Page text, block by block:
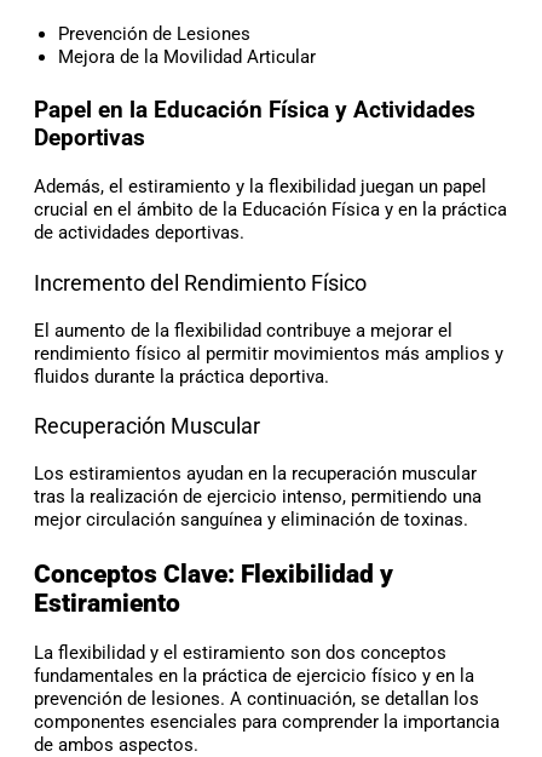
Prevención de Lesiones
Mejora de la Movilidad Articular
Papel en la Educación Física y Actividades
Deportivas
Además, el estiramiento y la flexibilidad juegan un papel
crucial en el ámbito de la Educación Física y en la práctica
de actividades deportivas.
Incremento del Rendimiento Físico
El aumento de la flexibilidad contribuye a mejorar el
rendimiento físico al permitir movimientos más amplios y
fluidos durante la práctica deportiva.
Recuperación Muscular
Los estiramientos ayudan en la recuperación muscular
tras la realización de ejercicio intenso, permitiendo una
mejor circulación sanguínea y eliminación de toxinas.
Conceptos Clave: Flexibilidad y
Estiramiento
La flexibilidad y el estiramiento son dos conceptos
fundamentales en la práctica de ejercicio físico y en la
prevención de lesiones. A continuación, se detallan los
componentes esenciales para comprender la importancia
de ambos aspectos.